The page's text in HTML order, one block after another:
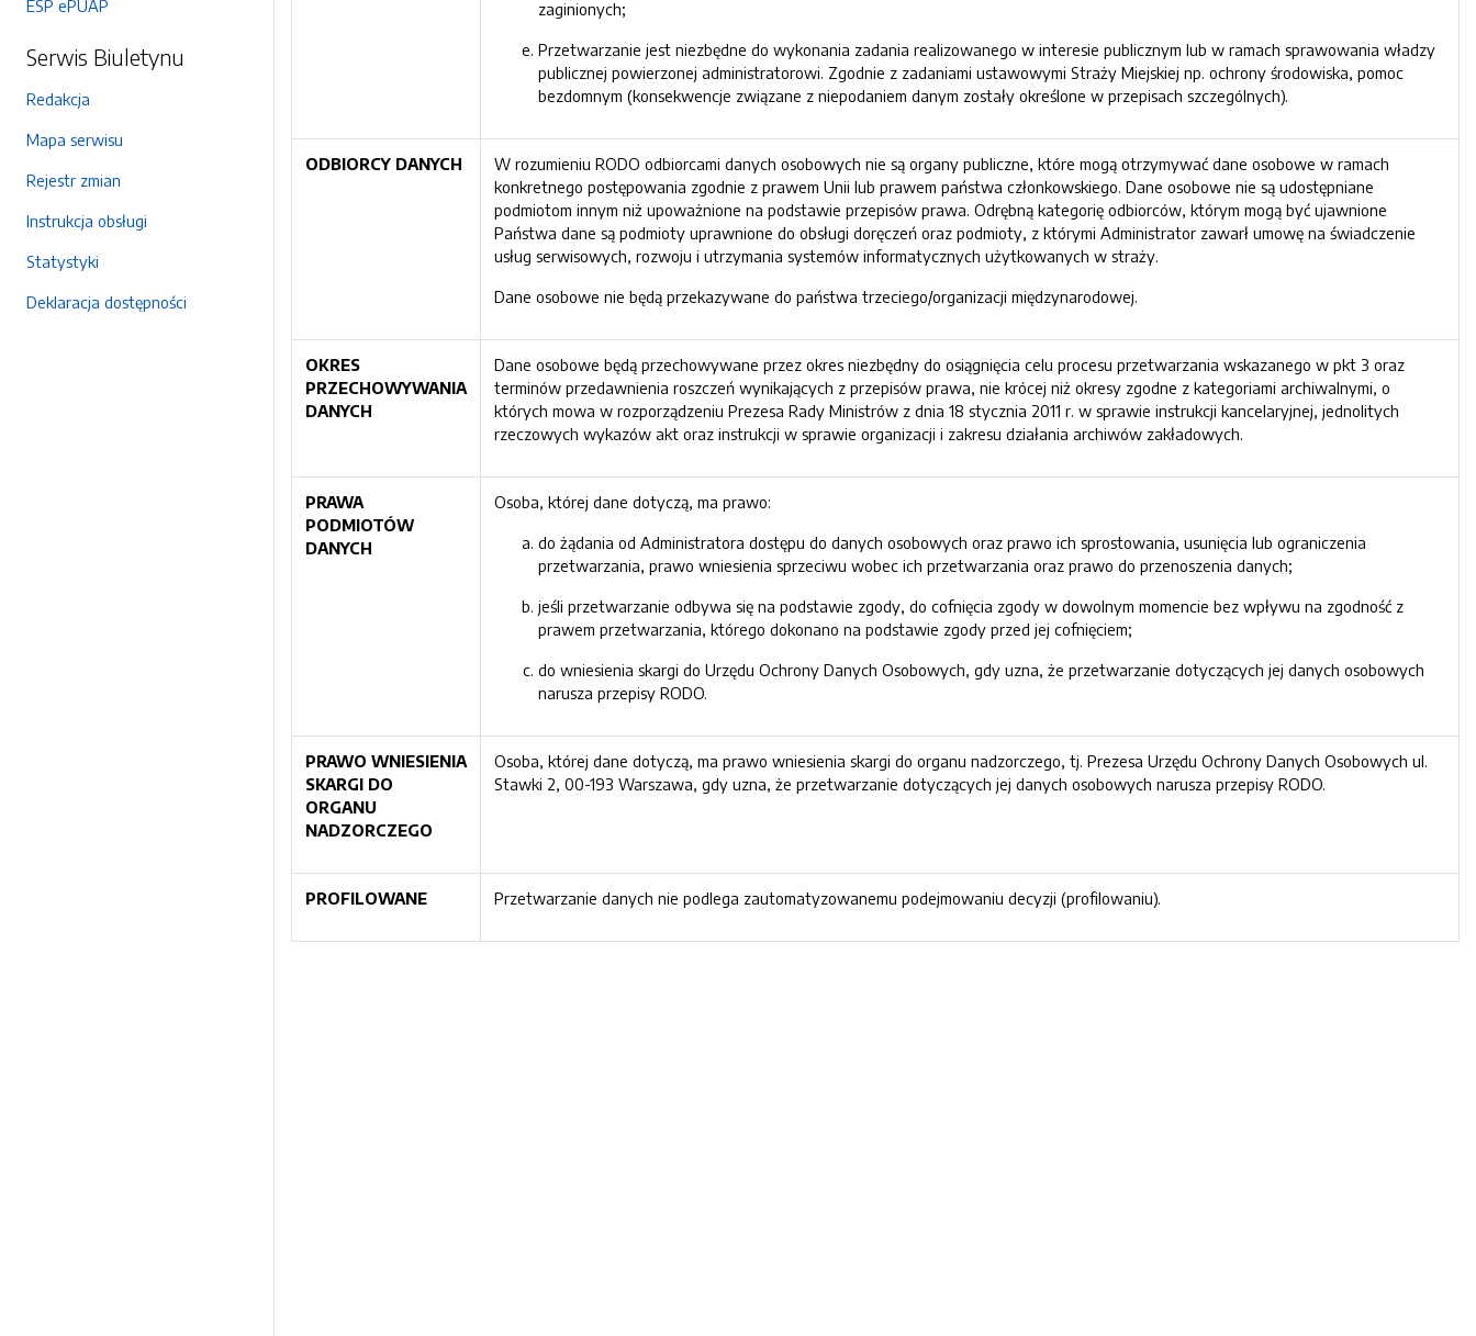
ESP ePUAP
Serwis Biuletynu
Redakcja
Mapa serwisu
Rejestr zmian
Instrukcja obsługi
Statystyki
Deklaracja dostępności
zaginionych;
Przetwarzanie jest niezbędne do wykonania zadania realizowanego w interesie publicznym lub w ramach sprawowania władzy
publicznej powierzonej administratorowi. Zgodnie z zadaniami ustawowymi Straży Miejskiej np. ochrony środowiska, pomoc
bezdomnym (konsekwencje związane z niepodaniem danym zostały określone w przepisach szczególnych).
ODBIORCY DANYCH
W rozumieniu RODO odbiorcami danych osobowych nie są organy publiczne, które mogą otrzymywać dane osobowe w ramach
konkretnego postępowania zgodnie z prawem Unii lub prawem państwa członkowskiego. Dane osobowe nie są udostępniane
podmiotom innym niż upoważnione na podstawie przepisów prawa. Odrębną kategorię odbiorców, którym mogą być ujawnione
Państwa dane są podmioty uprawnione do obsługi doręczeń oraz podmioty, z którymi Administrator zawarł umowę na świadczenie
usług serwisowych, rozwoju i utrzymania systemów informatycznych użytkowanych w straży.
Dane osobowe nie będą przekazywane do państwa trzeciego/organizacji międzynarodowej.
OKRES
PRZECHOWYWANIA
DANYCH
Dane osobowe będą przechowywane przez okres niezbędny do osiągnięcia celu procesu przetwarzania wskazanego w pkt 3 oraz
terminów przedawnienia roszczeń wynikających z przepisów prawa, nie krócej niż okresy zgodne z kategoriami archiwalnymi, o
których mowa w rozporządzeniu Prezesa Rady Ministrów z dnia 18 stycznia 2011 r. w sprawie instrukcji kancelaryjnej, jednolitych
rzeczowych wykazów akt oraz instrukcji w sprawie organizacji i zakresu działania archiwów zakładowych.
PRAWA
PODMIOTÓW
DANYCH
Osoba, której dane dotyczą, ma prawo:
do żądania od Administratora dostępu do danych osobowych oraz prawo ich sprostowania, usunięcia lub ograniczenia
przetwarzania, prawo wniesienia sprzeciwu wobec ich przetwarzania oraz prawo do przenoszenia danych;
jeśli przetwarzanie odbywa się na podstawie zgody, do cofnięcia zgody w dowolnym momencie bez wpływu na zgodność z
prawem przetwarzania, którego dokonano na podstawie zgody przed jej cofnięciem;
do wniesienia skargi do Urzędu Ochrony Danych Osobowych, gdy uzna, że przetwarzanie dotyczących jej danych osobowych
narusza przepisy RODO.
PRAWO WNIESIENIA
SKARGI DO
ORGANU
NADZORCZEGO
Osoba, której dane dotyczą, ma prawo wniesienia skargi do organu nadzorczego, tj. Prezesa Urzędu Ochrony Danych Osobowych ul.
Stawki 2, 00-193 Warszawa, gdy uzna, że przetwarzanie dotyczących jej danych osobowych narusza przepisy RODO.
PROFILOWANE Przetwarzanie danych nie podlega zautomatyzowanemu podejmowaniu decyzji (profilowaniu).